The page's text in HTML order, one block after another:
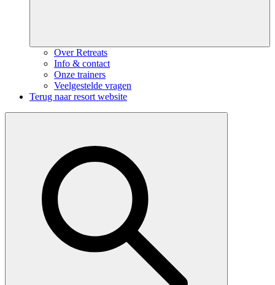
Over Retreats
Info & contact
Onze trainers
Veelgestelde vragen
Terug naar resort website